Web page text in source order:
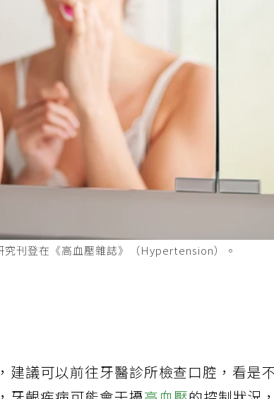
刊登在《高血壓雜誌》（Hypertension）。
議可以前往牙醫診所檢查口腔，看是